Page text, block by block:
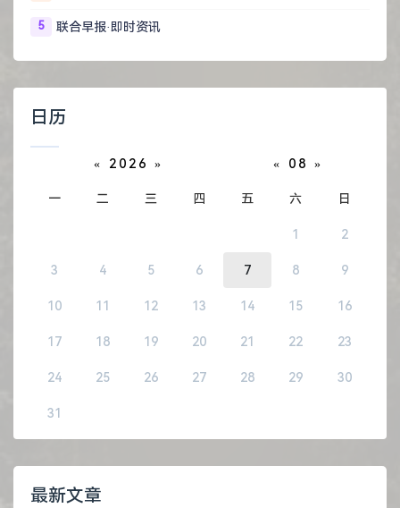
5 联合早报·即时资讯
日历
« 2026 » « 08 »
一 二 三 四 五 六 日
1 2
3 4 5 6 7 8 9
10 11 12 13 14 15 16
17 18 19 20 21 22 23
24 25 26 27 28 29 30
31
最新文章